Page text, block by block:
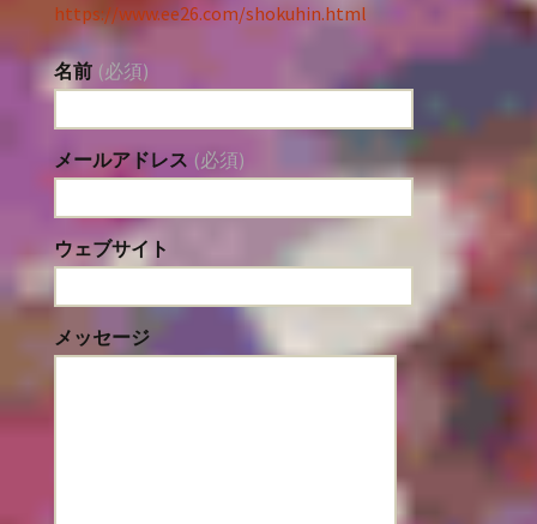
https://www.ee26.com/shokuhin.html
名前 (必須)
メールアドレス (必須)
ウェブサイト
メッセージ